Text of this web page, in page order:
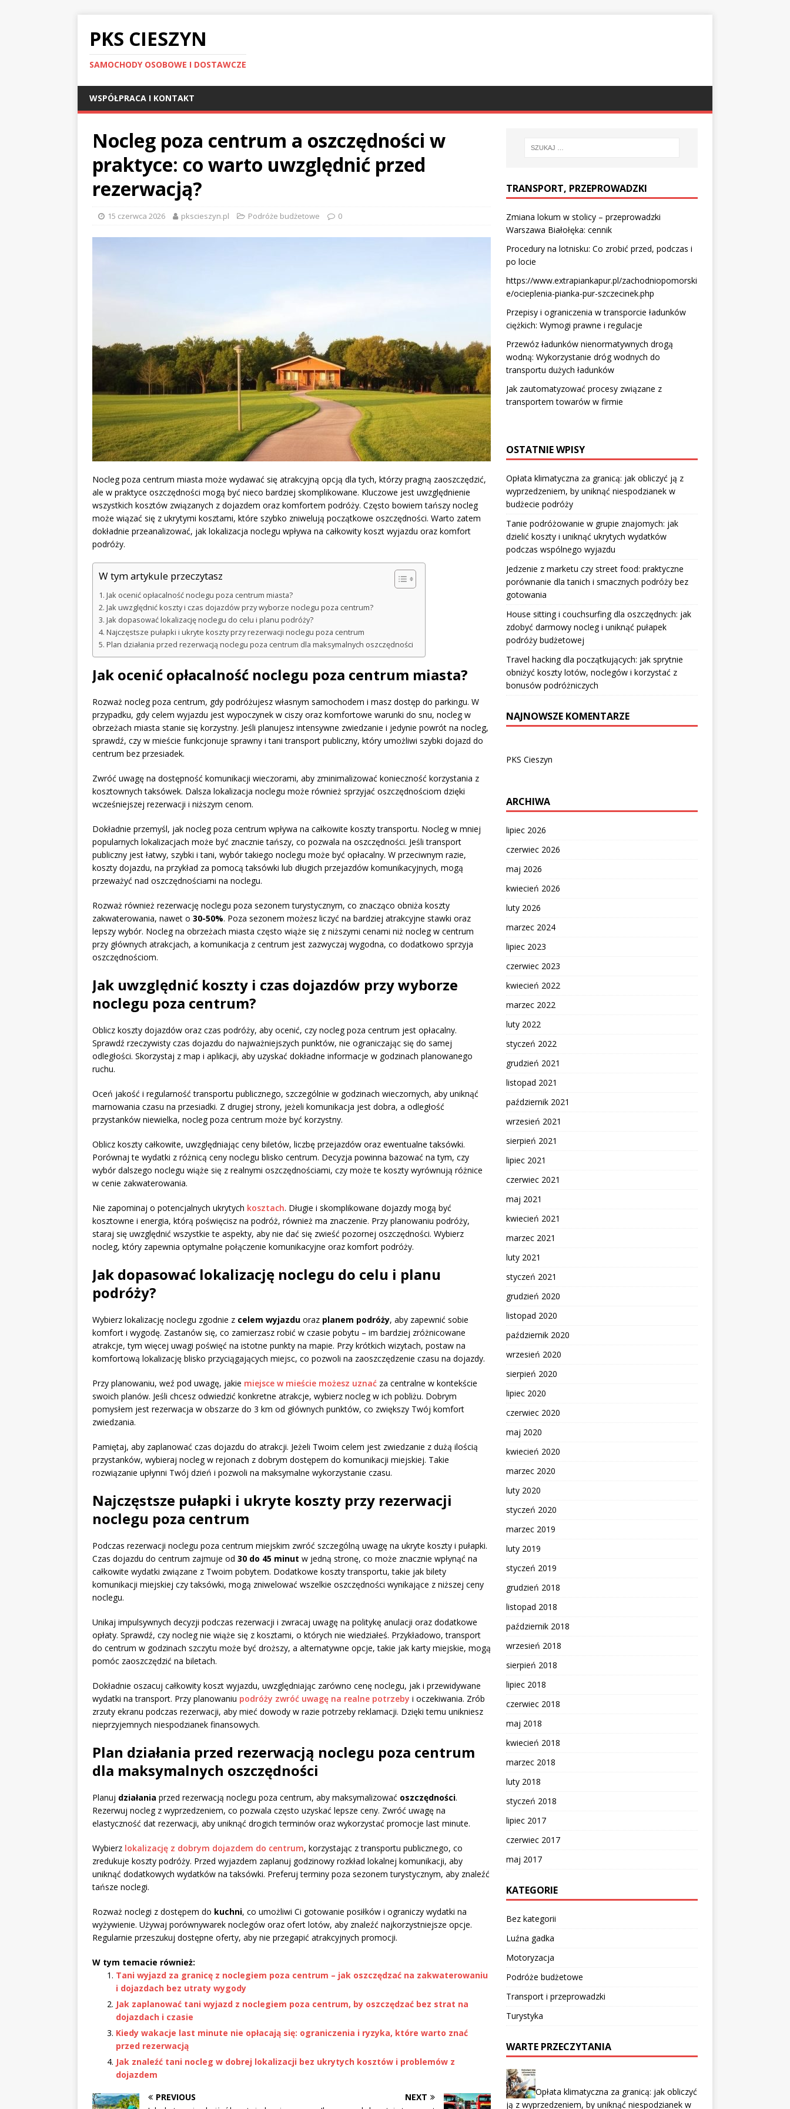
PKS CIESZYN
SAMOCHODY OSOBOWE I DOSTAWCZE
WSPÓŁPRACA I KONTAKT
Nocleg poza centrum a oszczędności w
praktyce: co warto uwzględnić przed
rezerwacją?
15 czerwca 2026 pkscieszyn.pl Podróże budżetowe 0
Nocleg poza centrum miasta może wydawać się atrakcyjną opcją dla tych, którzy pragną zaoszczędzić,
ale w praktyce oszczędności mogą być nieco bardziej skomplikowane. Kluczowe jest uwzględnienie
wszystkich kosztów związanych z dojazdem oraz komfortem podróży. Często bowiem tańszy nocleg
może wiązać się z ukrytymi kosztami, które szybko zniwelują początkowe oszczędności. Warto zatem
dokładnie przeanalizować, jak lokalizacja noclegu wpływa na całkowity koszt wyjazdu oraz komfort
podróży.
W tym artykule przeczytasz
Jak ocenić opłacalność noclegu poza centrum miasta?
Jak uwzględnić koszty i czas dojazdów przy wyborze noclegu poza centrum?
Jak dopasować lokalizację noclegu do celu i planu podróży?
Najczęstsze pułapki i ukryte koszty przy rezerwacji noclegu poza centrum
Plan działania przed rezerwacją noclegu poza centrum dla maksymalnych oszczędności
Jak ocenić opłacalność noclegu poza centrum miasta?
Rozważ nocleg poza centrum, gdy podróżujesz własnym samochodem i masz dostęp do parkingu. W
przypadku, gdy celem wyjazdu jest wypoczynek w ciszy oraz komfortowe warunki do snu, nocleg w
obrzeżach miasta stanie się korzystny. Jeśli planujesz intensywne zwiedzanie i jedynie powrót na nocleg,
sprawdź, czy w mieście funkcjonuje sprawny i tani transport publiczny, który umożliwi szybki dojazd do
centrum bez przesiadek.
Zwróć uwagę na dostępność komunikacji wieczorami, aby zminimalizować konieczność korzystania z
kosztownych taksówek. Dalsza lokalizacja noclegu może również sprzyjać oszczędnościom dzięki
wcześniejszej rezerwacji i niższym cenom.
Dokładnie przemyśl, jak nocleg poza centrum wpływa na całkowite koszty transportu. Nocleg w mniej
popularnych lokalizacjach może być znacznie tańszy, co pozwala na oszczędności. Jeśli transport
publiczny jest łatwy, szybki i tani, wybór takiego noclegu może być opłacalny. W przeciwnym razie,
koszty dojazdu, na przykład za pomocą taksówki lub długich przejazdów komunikacyjnych, mogą
przeważyć nad oszczędnościami na noclegu.
Rozważ również rezerwację noclegu poza sezonem turystycznym, co znacząco obniża koszty
zakwaterowania, nawet o 30-50%. Poza sezonem możesz liczyć na bardziej atrakcyjne stawki oraz
lepszy wybór. Nocleg na obrzeżach miasta często wiąże się z niższymi cenami niż nocleg w centrum
przy głównych atrakcjach, a komunikacja z centrum jest zazwyczaj wygodna, co dodatkowo sprzyja
oszczędnościom.
Jak uwzględnić koszty i czas dojazdów przy wyborze
noclegu poza centrum?
Oblicz koszty dojazdów oraz czas podróży, aby ocenić, czy nocleg poza centrum jest opłacalny.
Sprawdź rzeczywisty czas dojazdu do najważniejszych punktów, nie ograniczając się do samej
odległości. Skorzystaj z map i aplikacji, aby uzyskać dokładne informacje w godzinach planowanego
ruchu.
Oceń jakość i regularność transportu publicznego, szczególnie w godzinach wieczornych, aby uniknąć
marnowania czasu na przesiadki. Z drugiej strony, jeżeli komunikacja jest dobra, a odległość
przystanków niewielka, nocleg poza centrum może być korzystny.
Oblicz koszty całkowite, uwzględniając ceny biletów, liczbę przejazdów oraz ewentualne taksówki.
Porównaj te wydatki z różnicą ceny noclegu blisko centrum. Decyzja powinna bazować na tym, czy
wybór dalszego noclegu wiąże się z realnymi oszczędnościami, czy może te koszty wyrównują różnice
w cenie zakwaterowania.
Nie zapominaj o potencjalnych ukrytych kosztach. Długie i skomplikowane dojazdy mogą być
kosztowne i energia, którą poświęcisz na podróż, również ma znaczenie. Przy planowaniu podróży,
staraj się uwzględnić wszystkie te aspekty, aby nie dać się zwieść pozornej oszczędności. Wybierz
nocleg, który zapewnia optymalne połączenie komunikacyjne oraz komfort podróży.
Jak dopasować lokalizację noclegu do celu i planu
podróży?
Wybierz lokalizację noclegu zgodnie z celem wyjazdu oraz planem podróży, aby zapewnić sobie
komfort i wygodę. Zastanów się, co zamierzasz robić w czasie pobytu – im bardziej zróżnicowane
atrakcje, tym więcej uwagi poświęć na istotne punkty na mapie. Przy krótkich wizytach, postaw na
komfortową lokalizację blisko przyciągających miejsc, co pozwoli na zaoszczędzenie czasu na dojazdy.
Przy planowaniu, weź pod uwagę, jakie miejsce w mieście możesz uznać za centralne w kontekście
swoich planów. Jeśli chcesz odwiedzić konkretne atrakcje, wybierz nocleg w ich pobliżu. Dobrym
pomysłem jest rezerwacja w obszarze do 3 km od głównych punktów, co zwiększy Twój komfort
zwiedzania.
Pamiętaj, aby zaplanować czas dojazdu do atrakcji. Jeżeli Twoim celem jest zwiedzanie z dużą ilością
przystanków, wybieraj nocleg w rejonach z dobrym dostępem do komunikacji miejskiej. Takie
rozwiązanie upłynni Twój dzień i pozwoli na maksymalne wykorzystanie czasu.
Najczęstsze pułapki i ukryte koszty przy rezerwacji
noclegu poza centrum
Podczas rezerwacji noclegu poza centrum miejskim zwróć szczególną uwagę na ukryte koszty i pułapki.
Czas dojazdu do centrum zajmuje od 30 do 45 minut w jedną stronę, co może znacznie wpłynąć na
całkowite wydatki związane z Twoim pobytem. Dodatkowe koszty transportu, takie jak bilety
komunikacji miejskiej czy taksówki, mogą zniwelować wszelkie oszczędności wynikające z niższej ceny
noclegu.
Unikaj impulsywnych decyzji podczas rezerwacji i zwracaj uwagę na politykę anulacji oraz dodatkowe
opłaty. Sprawdź, czy nocleg nie wiąże się z kosztami, o których nie wiedziałeś. Przykładowo, transport
do centrum w godzinach szczytu może być droższy, a alternatywne opcje, takie jak karty miejskie, mogą
pomóc zaoszczędzić na biletach.
Dokładnie oszacuj całkowity koszt wyjazdu, uwzględniając zarówno cenę noclegu, jak i przewidywane
wydatki na transport. Przy planowaniu podróży zwróć uwagę na realne potrzeby i oczekiwania. Zrób
zrzuty ekranu podczas rezerwacji, aby mieć dowody w razie potrzeby reklamacji. Dzięki temu unikniesz
nieprzyjemnych niespodzianek finansowych.
Plan działania przed rezerwacją noclegu poza centrum
dla maksymalnych oszczędności
Planuj działania przed rezerwacją noclegu poza centrum, aby maksymalizować oszczędności.
Rezerwuj nocleg z wyprzedzeniem, co pozwala często uzyskać lepsze ceny. Zwróć uwagę na
elastyczność dat rezerwacji, aby uniknąć drogich terminów oraz wykorzystać promocje last minute.
Wybierz lokalizację z dobrym dojazdem do centrum, korzystając z transportu publicznego, co
zredukuje koszty podróży. Przed wyjazdem zaplanuj godzinowy rozkład lokalnej komunikacji, aby
uniknąć dodatkowych wydatków na taksówki. Preferuj terminy poza sezonem turystycznym, aby znaleźć
tańsze noclegi.
Rozważ noclegi z dostępem do kuchni, co umożliwi Ci gotowanie posiłków i ograniczy wydatki na
wyżywienie. Używaj porównywarek noclegów oraz ofert lotów, aby znaleźć najkorzystniejsze opcje.
Regularnie przeszukuj dostępne oferty, aby nie przegapić atrakcyjnych promocji.
W tym temacie również:
Tani wyjazd za granicę z noclegiem poza centrum – jak oszczędzać na zakwaterowaniu
i dojazdach bez utraty wygody
Jak zaplanować tani wyjazd z noclegiem poza centrum, by oszczędzać bez strat na
dojazdach i czasie
Kiedy wakacje last minute nie opłacają się: ograniczenia i ryzyka, które warto znać
przed rezerwacją
Jak znaleźć tani nocleg w dobrej lokalizacji bez ukrytych kosztów i problemów z
dojazdem
PREVIOUS
NEXT
TRANSPORT, PRZEPROWADZKI
Zmiana lokum w stolicy – przeprowadzki
Warszawa Białołęka: cennik
Procedury na lotnisku: Co zrobić przed, podczas i
po locie
https://www.extrapiankapur.pl/zachodniopomorski
e/ocieplenia-pianka-pur-szczecinek.php
Przepisy i ograniczenia w transporcie ładunków
ciężkich: Wymogi prawne i regulacje
Przewóz ładunków nienormatywnych drogą
wodną: Wykorzystanie dróg wodnych do
transportu dużych ładunków
Jak zautomatyzować procesy związane z
transportem towarów w firmie
OSTATNIE WPISY
Opłata klimatyczna za granicą: jak obliczyć ją z
wyprzedzeniem, by uniknąć niespodzianek w
budżecie podróży
Tanie podróżowanie w grupie znajomych: jak
dzielić koszty i uniknąć ukrytych wydatków
podczas wspólnego wyjazdu
Jedzenie z marketu czy street food: praktyczne
porównanie dla tanich i smacznych podróży bez
gotowania
House sitting i couchsurfing dla oszczędnych: jak
zdobyć darmowy nocleg i uniknąć pułapek
podróży budżetowej
Travel hacking dla początkujących: jak sprytnie
obniżyć koszty lotów, noclegów i korzystać z
bonusów podróżniczych
NAJNOWSZE KOMENTARZE
PKS Cieszyn
ARCHIWA
lipiec 2026
czerwiec 2026
maj 2026
kwiecień 2026
luty 2026
marzec 2024
lipiec 2023
czerwiec 2023
kwiecień 2022
marzec 2022
luty 2022
styczeń 2022
grudzień 2021
listopad 2021
październik 2021
wrzesień 2021
sierpień 2021
lipiec 2021
czerwiec 2021
maj 2021
kwiecień 2021
marzec 2021
luty 2021
styczeń 2021
grudzień 2020
listopad 2020
październik 2020
wrzesień 2020
sierpień 2020
lipiec 2020
czerwiec 2020
maj 2020
kwiecień 2020
marzec 2020
luty 2020
styczeń 2020
marzec 2019
luty 2019
styczeń 2019
grudzień 2018
listopad 2018
październik 2018
wrzesień 2018
sierpień 2018
lipiec 2018
czerwiec 2018
maj 2018
kwiecień 2018
marzec 2018
luty 2018
styczeń 2018
lipiec 2017
czerwiec 2017
maj 2017
KATEGORIE
Bez kategorii
Luźna gadka
Motoryzacja
Podróże budżetowe
Transport i przeprowadzki
Turystyka
WARTE PRZECZYTANIA
Opłata klimatyczna za granicą: jak obliczyć
ją z wyprzedzeniem, by uniknąć niespodzianek w